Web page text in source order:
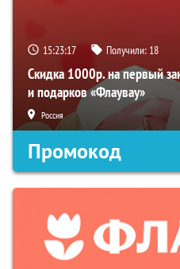
15:23:16 Получили: 18
Скидка 1000р. на первый
и подарков «Флаувау»
Россия
Промокод